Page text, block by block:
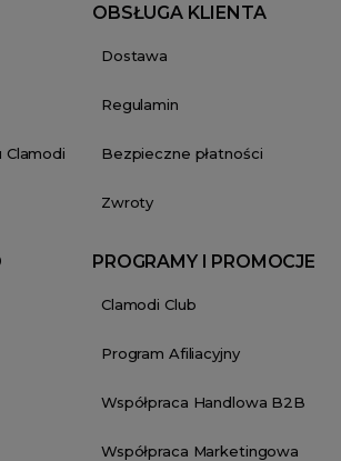
OBSŁUGA KLIENTA
Dostawa
Regulamin
Bezpieczne płatności
Zwroty
PROGRAMY I PROMOCJE
Clamodi Club
Program Afiliacyjny
Współpraca Handlowa B2B
Współpraca Marketingowa